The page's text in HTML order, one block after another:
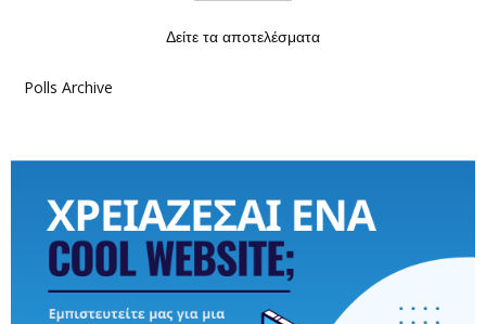
Δείτε τα αποτελέσματα
Polls Archive